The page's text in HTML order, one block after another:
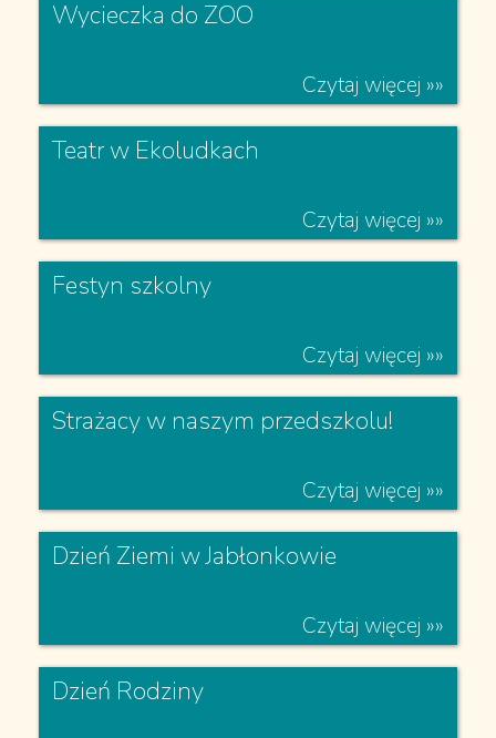
Święto ziemniaka
Wycieczka do ZOO
Czytaj więcej »»
Teatr w Ekoludkach
Czytaj więcej »»
Festyn szkolny
Czytaj więcej »»
Czytaj więcej »»
Czytaj więcej »»